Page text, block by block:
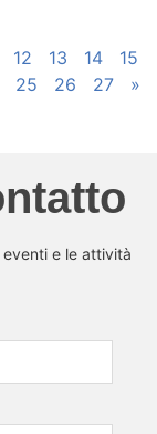
12 13 14
15
25 26 27 »
e le attività